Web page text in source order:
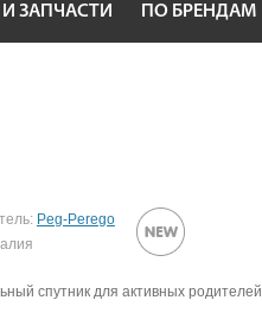
ЗАПЧАСТИ ПО БРЕНДАМ
Peg-Perego
спутник для активных родителей